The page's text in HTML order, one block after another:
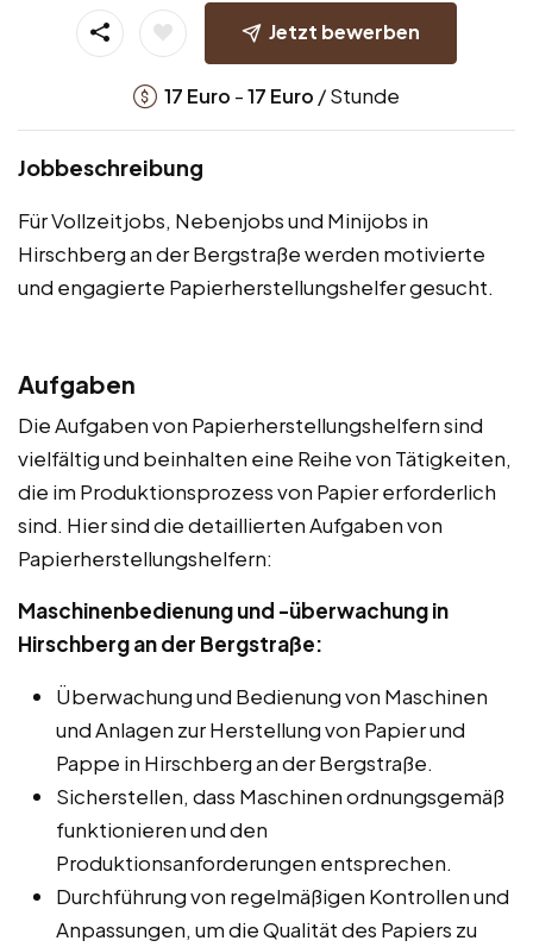
Jetzt bewerben
17 Euro -17 Euro / Stunde
Jobbeschreibung
Für Vollzeitjobs, Nebenjobs und Minijobs in
Hirschberg an der Bergstraße werden motivierte
und engagierte Papierherstellungshelfer gesucht.
Aufgaben
Die Aufgaben von Papierherstellungshelfern sind
vielfältig und beinhalten eine Reihe von Tätigkeiten,
die im Produktionsprozess von Papier erforderlich
sind. Hier sind die detaillierten Aufgaben von
Papierherstellungshelfern:
Maschinenbedienung und -überwachung in
Hirschberg an der Bergstraße:
Überwachung und Bedienung von Maschinen
und Anlagen zur Herstellung von Papier und
Pappe in Hirschberg an der Bergstraße.
Sicherstellen, dass Maschinen ordnungsgemäß
funktionieren und den
Produktionsanforderungen entsprechen.
Durchführung von regelmäßigen Kontrollen und
Anpassungen, um die Qualität des Papiers zu